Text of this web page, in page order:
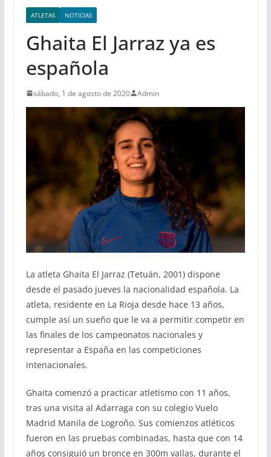
ATLETAS NOTICIAS
Ghaita El Jarraz ya es
española
sábado, 1 de agosto de 2020 Admin
La atleta Ghaita El Jarraz (Tetuán, 2001) dispone
desde el pasado jueves la nacionalidad española. La
atleta, residente en La Rioja desde hace 13 años,
cumple así un sueño que le va a permitir competir en
las finales de los campeonatos nacionales y
representar a España en las competiciones
intenacionales.
Ghaita comenzó a practicar atletismo con 11 años,
tras una visita al Adarraga con su colegio Vuelo
Madrid Manila de Logroño. Sus comienzos atléticos
fueron en las pruebas combinadas, hasta que con 14
años consiguió un bronce en 300m vallas, durante el